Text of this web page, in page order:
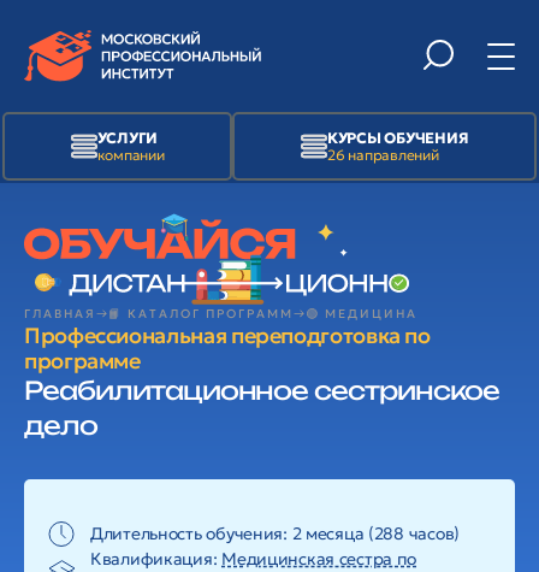
УСЛУГИ
компании
КУРСЫ ОБУЧЕНИЯ
26 направлений
ГЛАВНАЯ 📙 КАТАЛОГ ПРОГРАММ 🟢 МЕДИЦИНА
Профессиональная переподготовка по
программе
Реабилитационное сестринское
дело
Длительность обучения: 2 месяца (288 часов)
Квалификация: Медицинская сестра по